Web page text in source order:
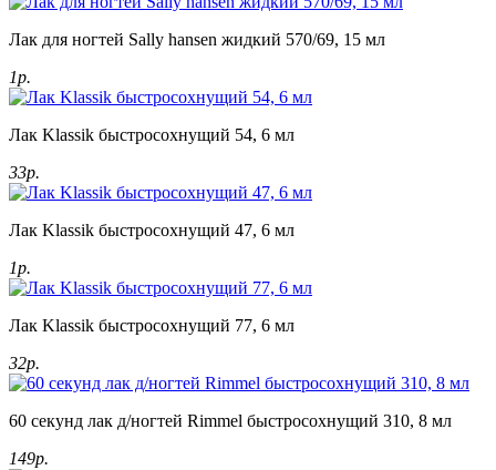
Лак для ногтей Sally hansen жидкий 570/69, 15 мл
1р.
Лак Klassik быстросохнущий 54, 6 мл
33р.
Лак Klassik быстросохнущий 47, 6 мл
1р.
Лак Klassik быстросохнущий 77, 6 мл
32р.
60 секунд лак д/ногтей Rimmel быстросохнущий 310, 8 мл
149р.